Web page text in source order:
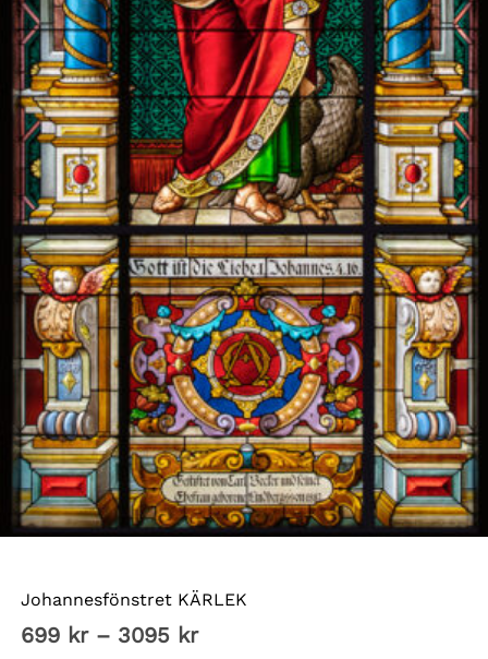
Johannesfönstret KÄRLEK
699 kr – 3095 krPrisintervall: